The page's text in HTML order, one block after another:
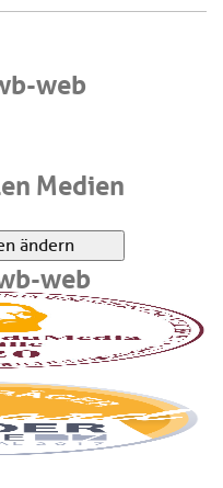
web
Medien
ändern
web